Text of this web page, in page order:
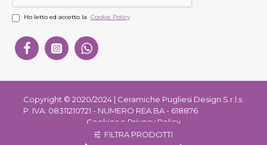
Ho letto ed accetto la Cookie Policy
Copyright © 2020/2024 | Ceramiche Pugliesi Design S.r.l.s.
P. IVA: 08311210721 - NUMERO REA BA - 618876
Cookies e Privacy Policy
FILTRA PRODOTTI